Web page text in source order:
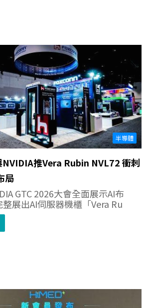
半導體
NVIDIA推Vera Rubin NVL72 衝刺
局
GTC 2026大會全面展示AI布
展出AI伺服器機櫃「Vera Ru